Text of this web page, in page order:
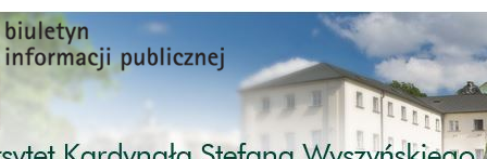
Przejdź do treści